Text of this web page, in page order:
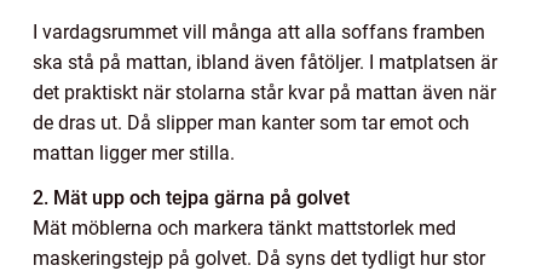
I vardagsrummet vill många att alla soffans framben
ska stå på mattan, ibland även fåtöljer. I matplatsen är
det praktiskt när stolarna står kvar på mattan även när
de dras ut. Då slipper man kanter som tar emot och
mattan ligger mer stilla.
2. Mät upp och tejpa gärna på golvet
Mät möblerna och markera tänkt mattstorlek med
maskeringstejp på golvet. Då syns det tydligt hur stor